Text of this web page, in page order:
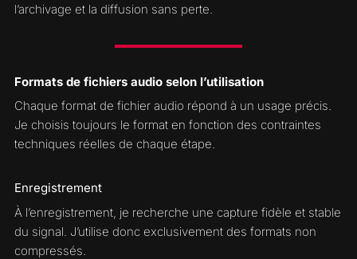
l’archivage et la diffusion sans perte.
Formats de fichiers audio selon l’utilisation
Chaque format de fichier audio répond à un usage précis.
Je choisis toujours le format en fonction des contraintes
techniques réelles de chaque étape.
Enregistrement
À l’enregistrement, je recherche une capture fidèle et stable
du signal. J’utilise donc exclusivement des formats non
compressés.